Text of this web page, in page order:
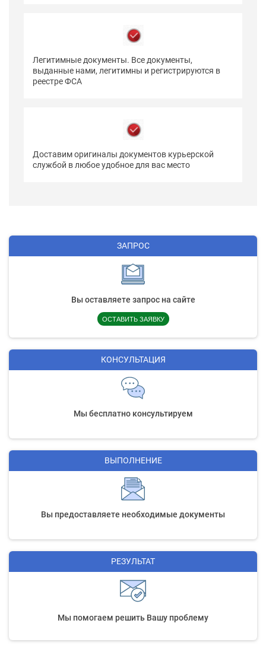
Легитимные документы. Все документы,
выданные нами, легитимны и регистрируются в
реестре ФСА
Доставим оригиналы документов курьерской
службой в любое удобное для вас место
ЗАПРОС
Вы оставляете запрос на сайте
ОСТАВИТЬ ЗАЯВКУ
КОНСУЛЬТАЦИЯ
Мы бесплатно консультируем
ВЫПОЛНЕНИЕ
Вы предоставляете необходимые документы
РЕЗУЛЬТАТ
Мы помогаем решить Вашу проблему